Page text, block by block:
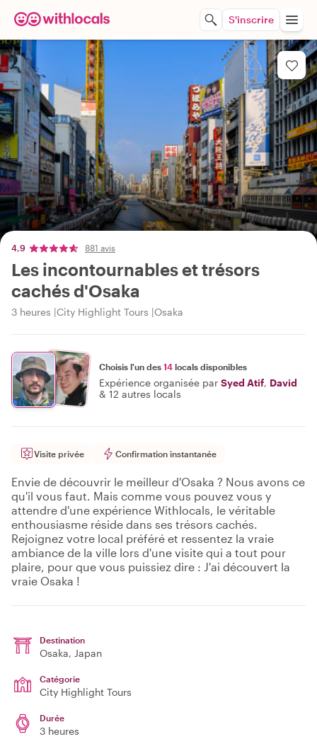
S'inscrire
4,9 881 avis
Les incontournables et trésors
cachés d'Osaka
3 heures City Highlight Tours Osaka
Choisis l'un des 14 locals disponibles
Expérience organisée par Syed Atif, David
& 12 autres locals
Visite privée Confirmation instantanée
Envie de découvrir le meilleur d'Osaka ? Nous avons ce
qu'il vous faut. Mais comme vous pouvez vous y
attendre d'une expérience Withlocals, le véritable
enthousiasme réside dans ses trésors cachés.
Rejoignez votre local préféré et ressentez la vraie
ambiance de la ville lors d'une visite qui a tout pour
plaire, pour que vous puissiez dire : J'ai découvert la
vraie Osaka !
Destination
Osaka, Japan
Catégorie
City Highlight Tours
Durée
3 heures